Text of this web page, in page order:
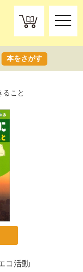
toggle
本をさがす
こと
コ活動